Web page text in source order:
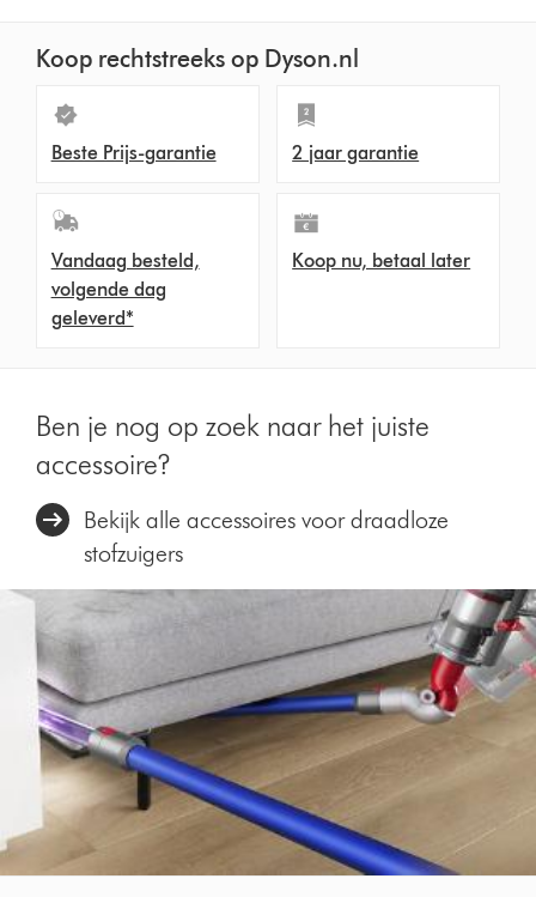
Koop rechtstreeks op Dyson.nl
Beste Prijs-garantie 2 jaar garantie
Vandaag besteld,
volgende dag
geleverd*
Koop nu, betaal later
Ben je nog op zoek naar het juiste
accessoire?
Bekijk alle accessoires voor draadloze
stofzuigers